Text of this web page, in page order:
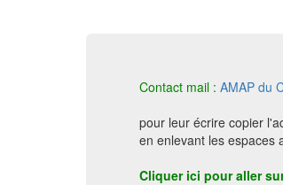
Contact mail : AMAP du
pour leur écrire copier
en enlevant les espaces
Cliquer ici pour aller